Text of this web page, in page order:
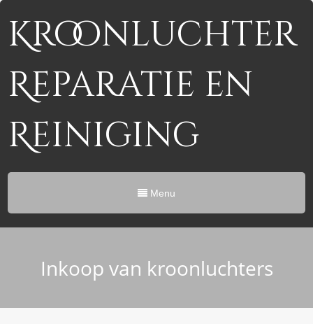
Kroonluchter
Reparatie en
Reiniging
Menu
Inkoop van kroonluchters